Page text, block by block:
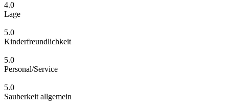
4.0
Lage
5.0
Kinderfreundlichkeit
5.0
Personal/Service
5.0
Sauberkeit allgemein